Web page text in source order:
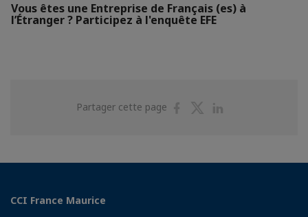
Vous êtes une Entreprise de Français (es) à
l’Étranger ? Participez à l'enquête EFE
Partager cette page
PartagerPartager
CCI France Maurice